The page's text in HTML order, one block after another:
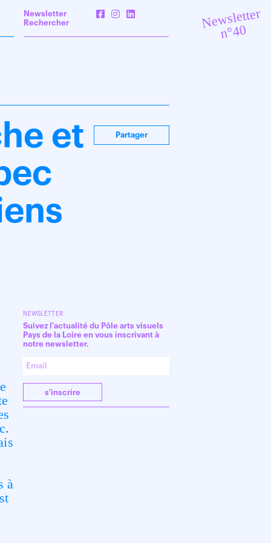
Newsletter
n°40
Newsletter
Rechercher
Partager
et
à
NEWSLETTER
Suivez l'actualité du Pôle arts visuels
Pays de la Loire en vous inscrivant à
notre newsletter.
s'inscrire